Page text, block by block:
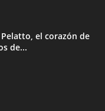
el corazón de
de...